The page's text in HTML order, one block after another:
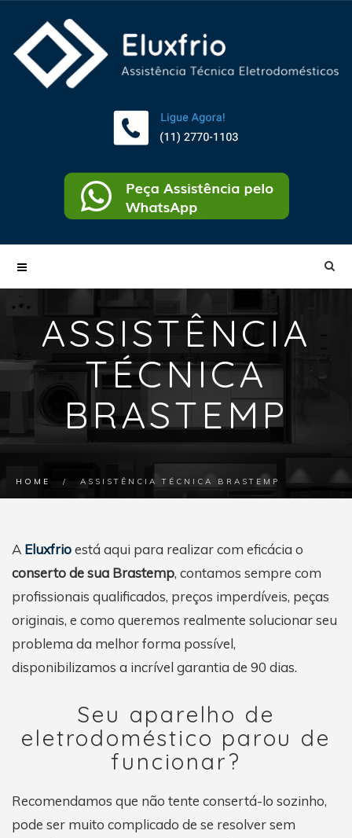
ASSISTÊNCIA
TÉCNICA
BRASTEMP
HOME / ASSISTÊNCIA TÉCNICA BRASTEMP
A Eluxfrioestá aqui para realizar com eficácia o
conserto de sua Brastemp, contamos sempre com
profissionais qualificados, preços imperdíveis, peças
originais, e como queremos realmente solucionar seu
problema da melhor forma possível,
disponibilizamos a incrível garantia de 90 dias.
Seu aparelho de
eletrodoméstico parou de
funcionar?
Recomendamos que não tente consertá-lo sozinho,
pode ser muito complicado de se resolver sem